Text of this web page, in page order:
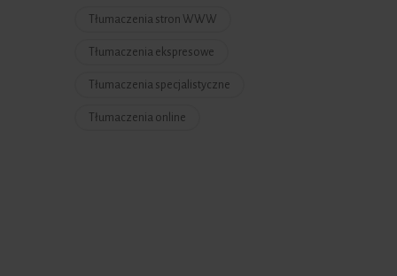
Tłumaczenia stron WWW
Tłumaczenia ekspresowe
Tłumaczenia specjalistyczne
Tłumaczenia online